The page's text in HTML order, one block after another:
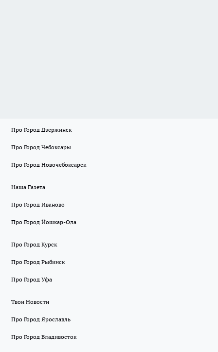
Про Город Дзержинск
Про Город Чебоксары
Про Город Новочебоксарск
Наша Газета
Про Город Иваново
Про Город Йошкар-Ола
Про Город Курск
Про Город Рыбинск
Про Город Уфа
Твои Новости
Про Город Ярославль
Про Город Владивосток